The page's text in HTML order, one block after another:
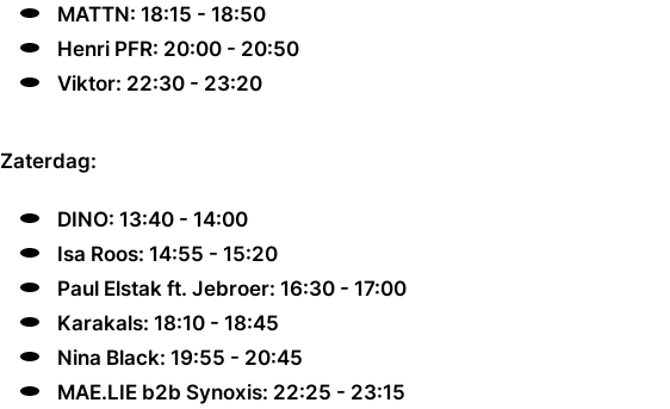
MATTN: 18:15 - 18:50
Henri PFR: 20:00 - 20:50
Viktor: 22:30 - 23:20
Zaterdag:
DINO: 13:40 - 14:00
Isa Roos: 14:55 - 15:20
Paul Elstak ft. Jebroer: 16:30 - 17:00
Karakals: 18:10 - 18:45
Nina Black: 19:55 - 20:45
MAE.LIE b2b Synoxis: 22:25 - 23:15